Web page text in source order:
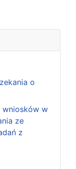
o
wniosków w
ze
z